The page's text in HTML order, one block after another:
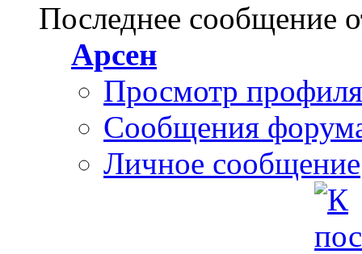
Последнее сообщение
Арсен
Просмотр профиля
Сообщения
Личное сообщение